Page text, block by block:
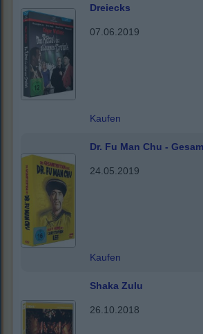
Dreiecks
07.06.2019
Kaufen
Dr. Fu Man Chu -
24.05.2019
Kaufen
Shaka Zulu
26.10.2018